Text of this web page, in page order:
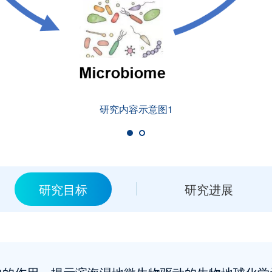
研究内容示意图1
研究目标 研究进展